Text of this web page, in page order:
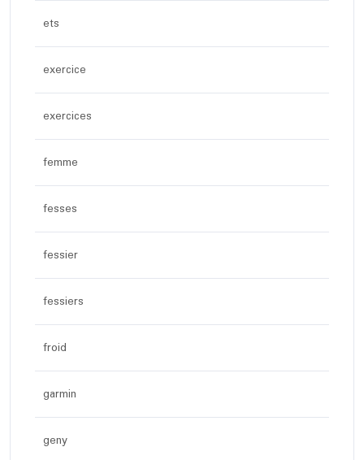
ets
exercice
exercices
femme
fesses
fessier
fessiers
froid
garmin
geny